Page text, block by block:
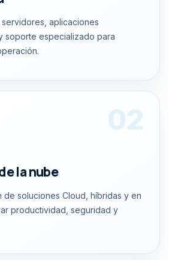
aplicaciones
soporte especializado para
la nube
de soluciones Cloud, híbridas y en
productividad, seguridad y